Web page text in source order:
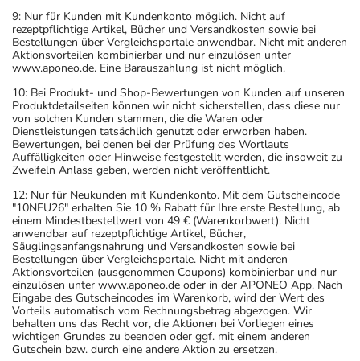
Eine vom Arzt verordnete Dosierung kann von den
Angaben der Packungsbeilage abweichen. Da der Arzt sie
individuell abstimmt, sollten Sie das Arzneimittel daher
nach seinen Anweisungen anwenden.
Aufbewahrung
Aufbewahrung
Das Arzneimittel muss vor Hitze geschützt aufbewahrt
werden.
Wichtige Hinweise
Was sollten Sie beachten?
- Vorsicht: Das Reaktionsvermögen kann auch bei
bestimmungsgemäßem Gebrauch beeinträchtigt sein.
Achten Sie vor allem darauf, wenn Sie am Straßenverkehr
teilnehmen oder Maschinen (auch im Haushalt) bedienen,
mit denen Sie sich verletzen können.
9: Nur für Kunden mit Kundenkonto möglich. Nicht auf
rezeptpflichtige Artikel, Bücher und Versandkosten sowie bei
Bestellungen über Vergleichsportale anwendbar. Nicht mit anderen
Aktionsvorteilen kombinierbar und nur einzulösen unter
www.aponeo.de. Eine Barauszahlung ist nicht möglich.
10: Bei Produkt- und Shop-Bewertungen von Kunden auf unseren
Produktdetailseiten können wir nicht sicherstellen, dass diese nur
von solchen Kunden stammen, die die Waren oder
Dienstleistungen tatsächlich genutzt oder erworben haben.
Bewertungen, bei denen bei der Prüfung des Wortlauts
Auffälligkeiten oder Hinweise festgestellt werden, die insoweit zu
Zweifeln Anlass geben, werden nicht veröffentlicht.
12: Nur für Neukunden mit Kundenkonto. Mit dem Gutscheincode
"10NEU26" erhalten Sie 10 % Rabatt für Ihre erste Bestellung, ab
einem Mindestbestellwert von 49 € (Warenkorbwert). Nicht
anwendbar auf rezeptpflichtige Artikel, Bücher,
Säuglingsanfangsnahrung und Versandkosten sowie bei
Bestellungen über Vergleichsportale. Nicht mit anderen
Aktionsvorteilen (ausgenommen Coupons) kombinierbar und nur
einzulösen unter www.aponeo.de oder in der APONEO App. Nach
Eingabe des Gutscheincodes im Warenkorb, wird der Wert des
Vorteils automatisch vom Rechnungsbetrag abgezogen. Wir
behalten uns das Recht vor, die Aktionen bei Vorliegen eines
wichtigen Grundes zu beenden oder ggf. mit einem anderen
Gutschein bzw. durch eine andere Aktion zu ersetzen.